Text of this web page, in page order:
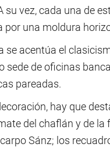
su vez, cada una de
por una moldura
se acentúa el
sede de oficinas
pareadas.
hay que
del chaflán y de la
Sánz; los